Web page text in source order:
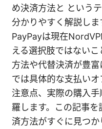
め決済方法と という
分かりやすく解説しま
PayPayは現在
える選択肢ではない
方法や代替決済が豊
では具体的な支払いオ
注意点、実際の購入
羅します。この記事
済方法がすぐに見つか